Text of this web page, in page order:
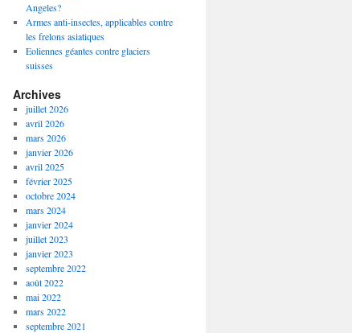
Angeles?
Armes anti-insectes, applicables contre
les frelons asiatiques
Eoliennes géantes contre glaciers
suisses
Archives
juillet 2026
avril 2026
mars 2026
janvier 2026
avril 2025
février 2025
octobre 2024
mars 2024
janvier 2024
juillet 2023
janvier 2023
septembre 2022
août 2022
mai 2022
mars 2022
septembre 2021